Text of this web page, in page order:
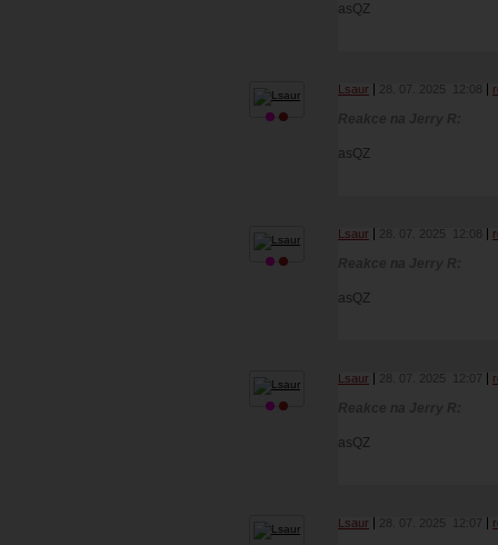
asQZ
Lsaur 28. 07. 2025 12:08
asQZ
Lsaur 28. 07. 2025 12:08
asQZ
Lsaur 28. 07. 2025 12:07
asQZ
Lsaur 28. 07. 2025 12:07